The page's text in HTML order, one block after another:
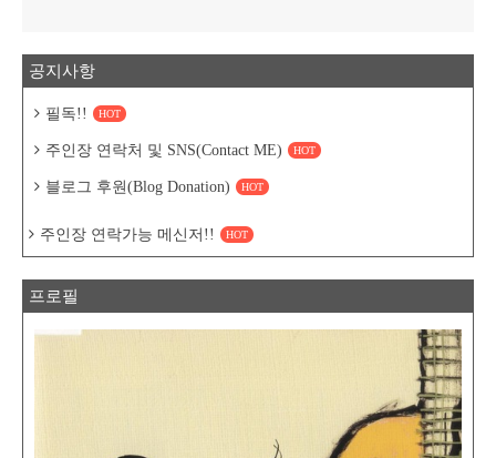
공지사항
필독!! HOT
주인장 연락처 및 SNS(Contact ME) HOT
블로그 후원(Blog Donation) HOT
주인장 연락가능 메신저!! HOT
프로필